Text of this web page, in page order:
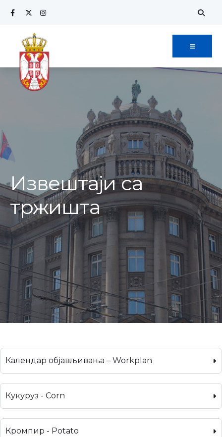
Извештаји са
тржишта
Календар објављивања – Workplan
Кукуруз - Corn
Кромпир - Potato